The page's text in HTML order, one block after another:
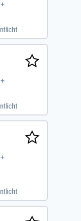
+
+
+